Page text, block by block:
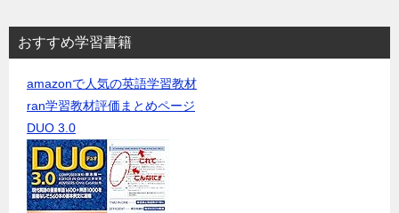
おすすめ学習書籍
amazonで人気の英語学習教材
ran学習教材評価まとめページ
DUO 3.0